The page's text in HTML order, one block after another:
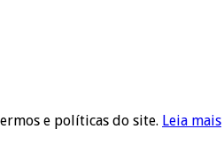
e políticas do site. Leia mais